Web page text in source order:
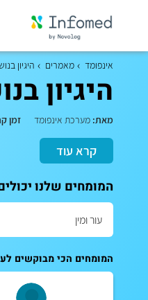
אינפומד מאמרים היגיון
היגיון
מאת: מערכת אינפומד זמן
קרא עוד
המומחים שלנו
המומחים הכי מבוקשים